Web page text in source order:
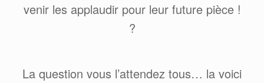
venir les applaudir pour leur future pièce !
?
La question vous l’attendez tous… la voici